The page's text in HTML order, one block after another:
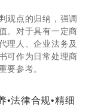
昌专用汽车股份有
飞激光股份有限公
观点的归纳，强调
。对于具有一定商
理人、企业法务及
可作为日常处理商
要参考。
•法律合规•精细